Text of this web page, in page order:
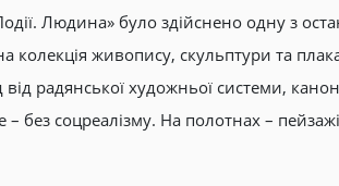
Людина» було здійснено одну з
колекція живопису, скульптури та
від радянської художньої системи,
без соцреалізму. На полотнах –